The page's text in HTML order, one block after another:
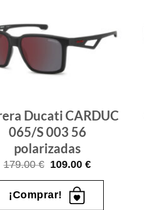
Gafas
de sol
Ducati CARDUC
065/S 003 56
polarizadas
179.00€ El
original
era:
179.00 €.
109.00€El
actual
¡Comprar!